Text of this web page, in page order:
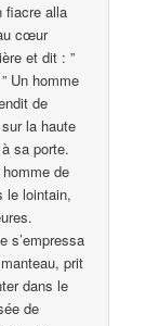
fiacre alla
cœur
et dit : ”
Un homme
de
la haute
sa porte.
de
le lointain,
s’empressa
prit
dans le
de